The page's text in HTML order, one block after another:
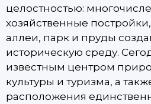
целостностью:
хозяйственные
аллеи, парк и пруды
историческую среду.
известным центром
культуры и туризма, а
расположения